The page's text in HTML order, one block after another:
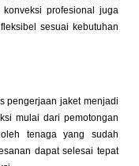
profesional juga
sesuai kebutuhan
pengerjaan jaket menjadi
mulai dari pemotongan
tenaga yang sudah
dapat selesai tepat